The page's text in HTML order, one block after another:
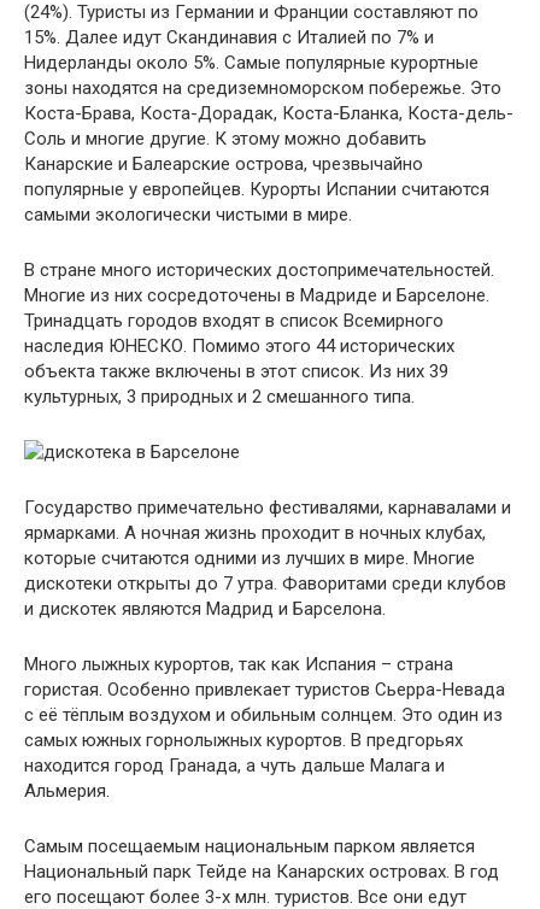
(24%). Туристы из Германии и Франции составляют по
15%. Далее идут Скандинавия с Италией по 7% и
Нидерланды около 5%. Самые популярные курортные
зоны находятся на средиземноморском побережье. Это
Коста-Брава, Коста-Дорадак, Коста-Бланка, Коста-дель-
Соль и многие другие. К этому можно добавить
Канарские и Балеарские острова, чрезвычайно
популярные у европейцев. Курорты Испании считаются
самыми экологически чистыми в мире.
В стране много исторических достопримечательностей.
Многие из них сосредоточены в Мадриде и Барселоне.
Тринадцать городов входят в список Всемирного
наследия ЮНЕСКО. Помимо этого 44 исторических
объекта также включены в этот список. Из них 39
культурных, 3 природных и 2 смешанного типа.
Государство примечательно фестивалями, карнавалами и
ярмарками. А ночная жизнь проходит в ночных клубах,
которые считаются одними из лучших в мире. Многие
дискотеки открыты до 7 утра. Фаворитами среди клубов
и дискотек являются Мадрид и Барселона.
Много лыжных курортов, так как Испания – страна
гористая. Особенно привлекает туристов Сьерра-Невада
с её тёплым воздухом и обильным солнцем. Это один из
самых южных горнолыжных курортов. В предгорьях
находится город Гранада, а чуть дальше Малага и
Альмерия.
Самым посещаемым национальным парком является
Национальный парк Тейде на Канарских островах. В год
его посещают более 3-х млн. туристов. Все они едут